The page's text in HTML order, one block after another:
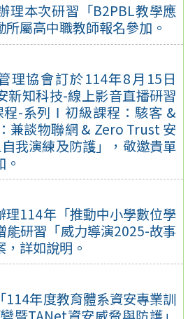
理本次研習「B2PBL教學應
屬高中職教師報名參加。
理協會訂於114年8月15日
新知科技-線上影音直播研習
程-系列Ⅰ初級課程：駭客 &
兼談物聯網 & Zero Trust 安
我演練及防護」，敬邀貴單
理114年「推動中小學數位學
能研習「威力導演2025-故事
詳如說明。
114年度教育體系資安專業訓